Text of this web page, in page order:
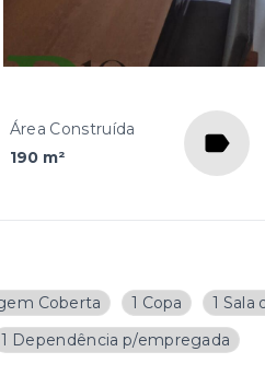
Área Construída
190 m²
Coberta 1 Copa
1 Sala
1 Dependência p/empregada